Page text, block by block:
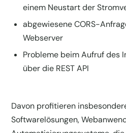
einem Neustart der
abgewiesene CORS-
Webserver
Probleme beim Aufruf des
über die REST API
Davon profitieren
Softwarelösungen,